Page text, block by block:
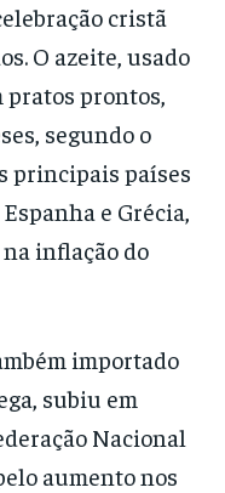
cristã
O azeite, usado
pratos prontos,
segundo o
principais países
e Grécia,
inflação do
importado
subiu em
Nacional
aumento nos